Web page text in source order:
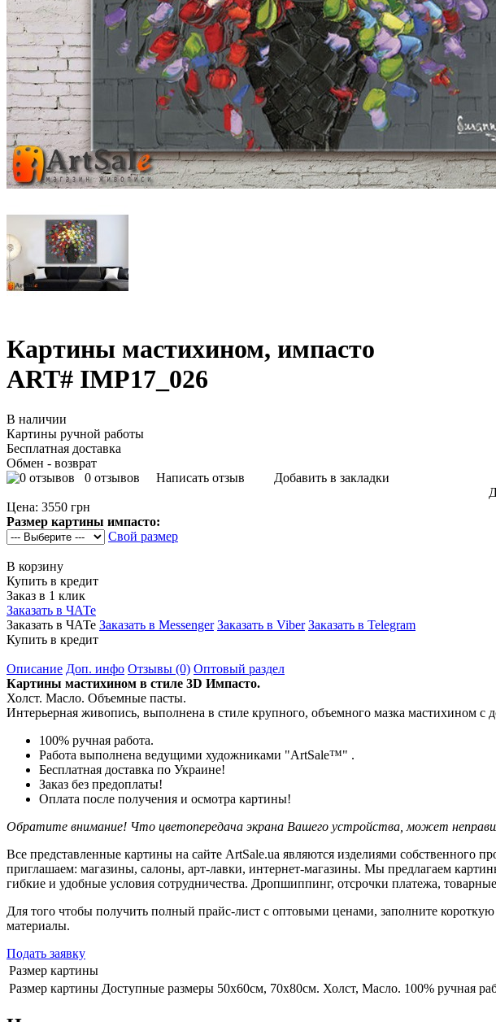
Картины мастихином, импасто
ART# IMP17_026
В наличии
Картины ручной работы
Бесплатная доставка
Обмен - возврат
0 отзывов
Написать отзыв
Добавить в закладки
Цена: 3550 грн
Размер картины импасто:
Свой размер
В корзину
Купить в кредит
Заказ в 1 клик
Заказать в ЧАТе
Заказать в ЧАТе Заказать в Messenger Заказать в Viber Заказать в Telegram
Купить в кредит
Описание Доп. инфо Отзывы (0) Оптовый раздел
Картины мастихином в стиле 3D Импасто.
Холст. Масло. Объемные пасты.
Интерьерная живопись, выполнена в стиле крупного, объемного мазка мастихином с
100% ручная работа.
Работа выполнена ведущими художниками "ArtSale™" .
Бесплатная доставка по Украине!
Заказ без предоплаты!
Оплата после получения и осмотра картины!
Обратите внимание! Что цветопередача экрана Вашего устройства, может
Все представленные картины на сайте ArtSale.ua являются изделиями
приглашаем: магазины, салоны, арт-лавки, интернет-магазины. Мы предлагаем
гибкие и удобные условия сотрудничества. Дропшиппинг, отсрочки платежа,
Для того чтобы получить полный прайс-лист с оптовыми ценами, заполните
материалы.
Подать заявку
Размер картины
Размер картины Доступные размеры 50х60см, 70х80см. Холст, Масло. 100% ручная